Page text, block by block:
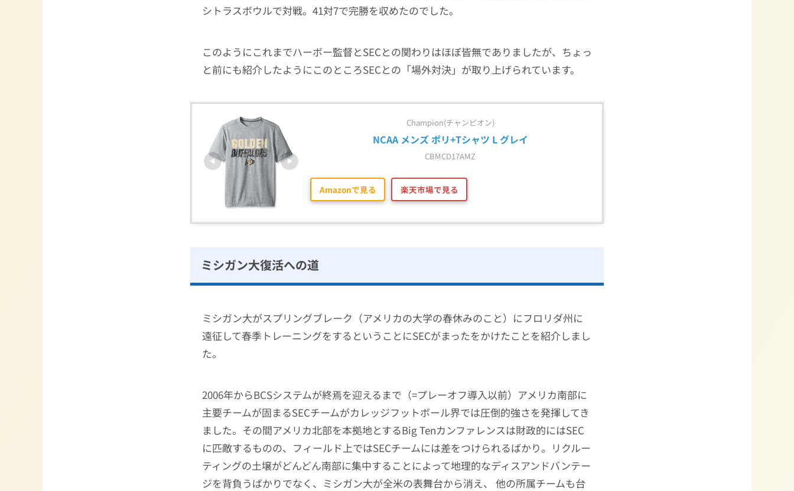
シトラスボウルで対戦。41対7で完勝を収めたのでした。
このようにこれまでハーボー監督とSECとの関わりはほぼ皆無でありましたが、ちょっ
と前にも紹介したようにこのところSECとの「場外対決」が取り上げられています。
Champion(チャンピオン)
NCAA メンズ ポリ+Tシャツ L グレイ
CBMCD17AMZ
Amazonで見る 楽天市場で見る
ミシガン大復活への道
ミシガン大がスプリングブレーク（アメリカの大学の春休みのこと）にフロリダ州に
遠征して春季トレーニングをするということにSECがまったをかけたことを紹介しまし
た。
2006年からBCSシステムが終焉を迎えるまで（=プレーオフ導入以前）アメリカ南部に
主要チームが固まるSECチームがカレッジフットボール界では圧倒的強さを発揮してき
ました。その間アメリカ北部を本拠地とするBig Tenカンファレンスは財政的にはSEC
に匹敵するものの、フィールド上ではSECチームには差をつけられるばかり。リクルー
ティングの土壌がどんどん南部に集中することによって地理的なディスアンドバンテー
ジを背負うばかりでなく、ミシガン大が全米の表舞台から消え、 他の所属チームも台